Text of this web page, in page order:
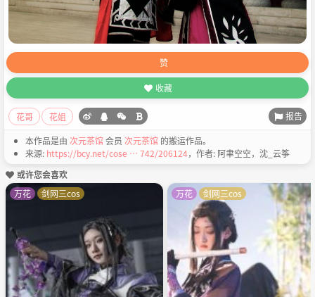
赞
收藏
花哥 花姐 报告
本作品是由 次元茶馆会员 次元茶馆 的搬运作品。
来源: https://bcy.net/cose … 742/206124，作者: 阿聿空空，沈_云筝
或许您会喜欢
万花
剑网三cos 万花 剑网三cos